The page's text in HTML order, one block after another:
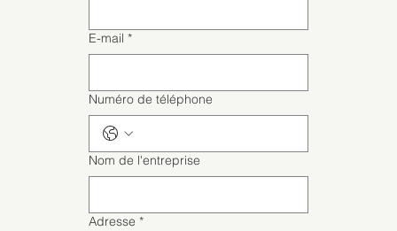
E-mail *
Numéro de téléphone
Nom de l'entreprise
Adresse *